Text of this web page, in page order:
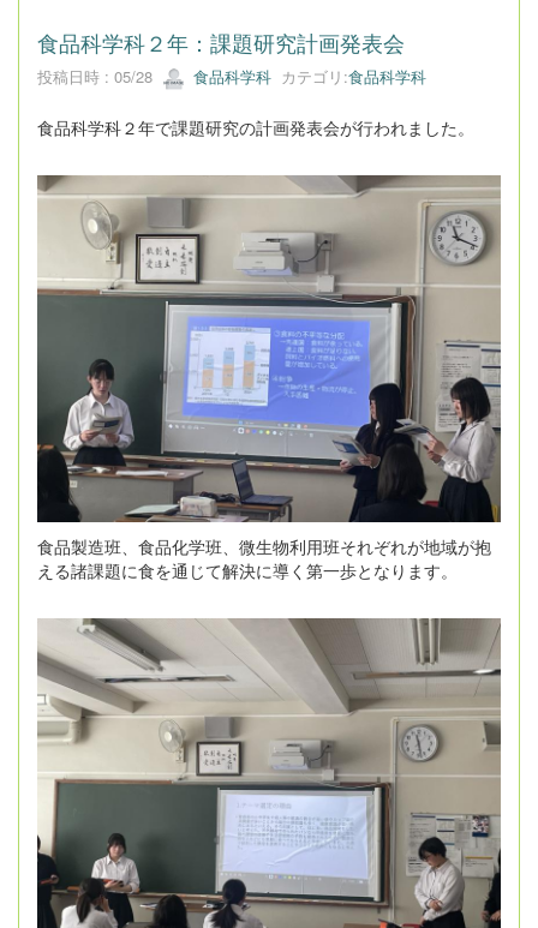
食品科学科２年：課題研究計画発表会
投稿日時 : 05/28 食品科学科 カテゴリ:食品科学科
食品科学科２年で課題研究の計画発表会が行われました。
食品製造班、食品化学班、微生物利用班それぞれが地域が抱
える諸課題に食を通じて解決に導く第一歩となります。